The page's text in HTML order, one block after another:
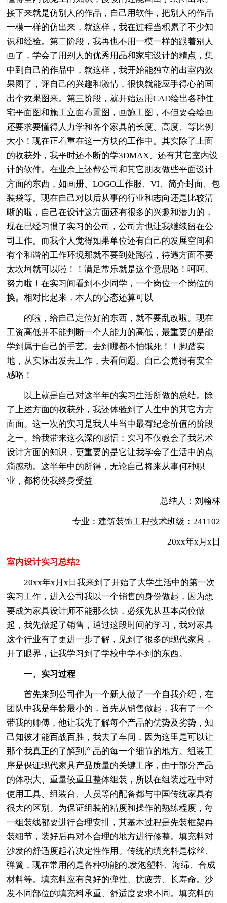
接下来就是仿别人的作品，自己用软件，把别人的作品
一模一样的仿出来，就这样，我在过程当积累了不少知
识和经验。第二阶段，我再也不用一模一样的跟着别人
画了，学会了用别人的优秀用品和家宅设计的精点，集
中到自己的作品中，就这样，我开始能独立的出室内效
果图了，评自己的兴趣和激情，很快就能应手得心的画
出个效果图来。第三阶段，就开始运用CAD绘出各种住
宅平面图和施工立面布置图，画施工图，不但要会绘画
还要求要懂得人力学和各个家具的长度、高度、等比例
大小！现在正着重在这一方块的工作中。其实除了上面
的收获外，我平时还不断的学3DMAX、还有其它室内设
计的软件。在业余上还帮公司和其它朋友做些平面设计
方面的东西，如画册、LOGO工作服、VI、简介封面、包
装袋等。现在自己对以后从事的行业和志向还是比较清
晰的啦，自己在设计这方面还有很多的兴趣和潜力的，
现在已经习惯了实习的公司，公司方也让我继续留在公
司工作。而我个人觉得如果单位还有自己的发展空间和
有个和谐的工作环境那就不要到处跑啦，待遇方面不要
太坎坷就可以啦！！满足常乐就是这个意思咯！呵呵。
努力啦！在实习间看到不少同学，一个岗位一个岗位的
换。相对比起来，本人的心态还算可以
的啦，给自己定位好的东西，就不要乱改啦。现在
工资高低并不能判断一个人能力的高低，最重要的是能
学到属于自己的手艺。去到哪都不怕饿死！！脚踏实
地，从实际出发去工作，去看问题。自己会觉得有安全
感咯！
以上就是自己对这半年的实习生活所做的总结。除
了上述方面的收获外，我还体验到了人生中的其它方方
面面。这一次的实习是我人生当中最有纪念价值的阶段
之一。给我带来这么深的感悟：实习不仅教会了我艺术
设计方面的知识，更重要的是它让我学会了生活中的点
滴感动。这半年中的所得，无论自己将来从事何种职
业，都将使我终身受益
总结人：刘翰林
专业：建筑装饰工程技术班级：241102
20xx年x月x日
室内设计实习总结2
20xx年x月x日我来到了开始了大学生活中的第一次
实习工作，进入公司我以一个销售的身份做起，因为想
要成为家具设计师不能那么快，必须先从基本岗位做
起，我先做起了销售，通过这段时间的学习，我对家具
这个行业有了更进一步了解，见到了很多的现代家具，
开了眼界，让我学习到了学校中学不到的东西。
一、实习过程
首先来到公司作为一个新人做了一个自我介绍，在
团队中我是年龄最小的，首先从销售做起，我有了一个
带我的师傅，他让我先了解每个产品的优势及劣势，知
己知彼才能百战百胜，我去了车间，因为这里是可以让
那个我真正的了解到产品的每一个细节的地方。组装工
序是保证现代家具产品质量的关键工序，由于部分产品
的体积大、重量较重且整体组装，所以在组装过程中对
使用工具、组装台、人员等的配备都与中国传统家具有
很大的区别。为保证组装的精度和操作的熟练程度，每
一组装线都要进行合理安排，其基本过程是先装框架再
装细节，装好后再对不合理的地方进行修整。填充料对
沙发的舒适度起着决定性作用。传统的填充料是棕丝、
弹簧，现在常用的是各种功能的.发泡塑料、海绵、合成
材料等。填充料应有良好的弹性、抗疲劳、长寿命。沙
发不同部位的填充料承重、舒适度要求不同。填充料的